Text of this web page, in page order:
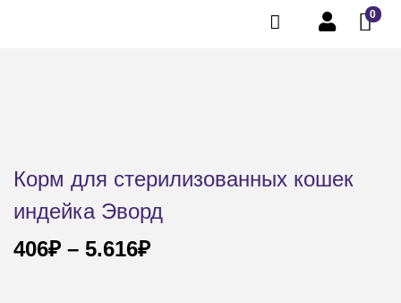
0
Корм для стерилизованных кошек
индейка Эворд
406₽ – 5.616₽